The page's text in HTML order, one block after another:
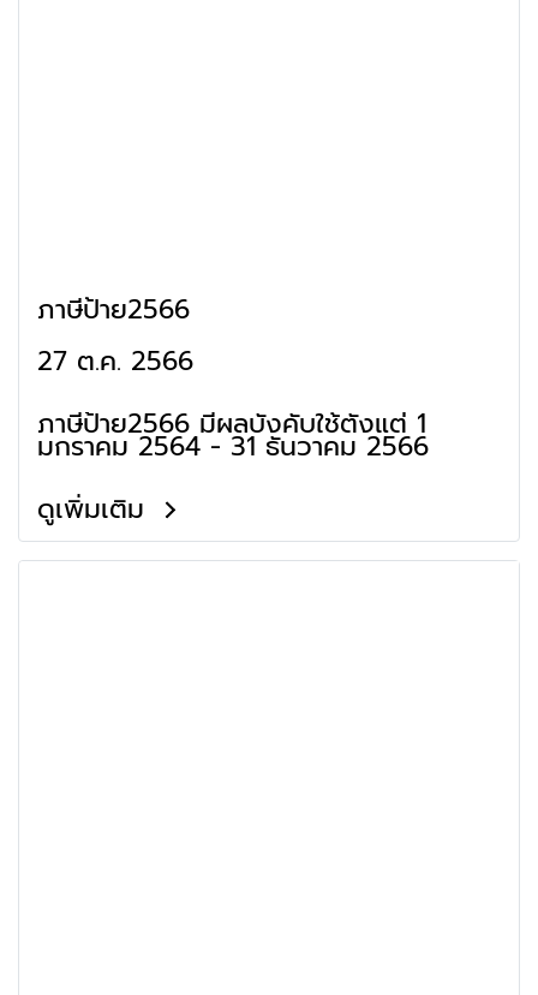
ภาษีป้าย2566
27 ต.ค. 2566
ภาษีป้าย2566 มีผลบังคับใช้ตั้งแต่ 1
มกราคม 2564 - 31 ธันวาคม 2566
ดูเพิ่มเติม